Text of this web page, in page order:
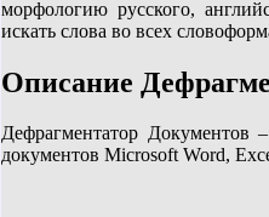
морфологию русского,
искать слова во всех
Описание
Дефрагментатор Документов
документов Microsoft Word,